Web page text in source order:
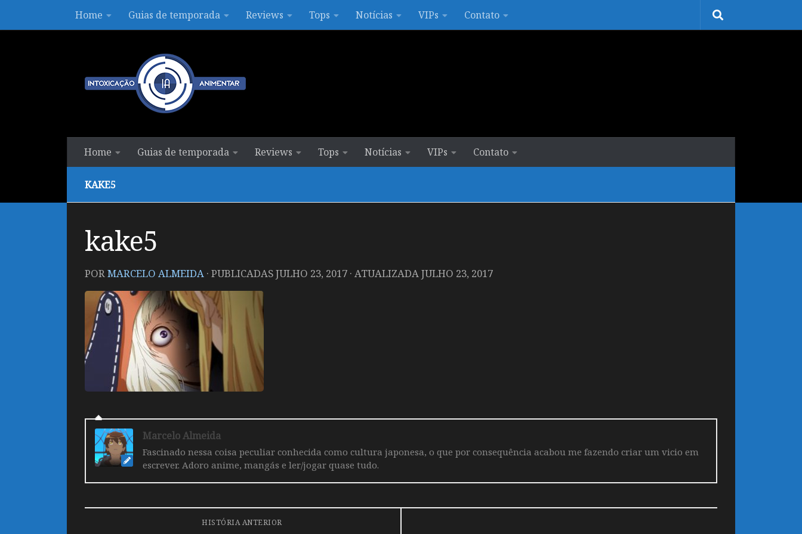
Skip to contentHome Guias de temporada Reviews Tops Notícias VIPs Contato
Home Guias de temporada Reviews Tops Notícias VIPs Contato
KAKE5
kake5
PORMARCELO ALMEIDA · PUBLICADASJULHO 23, 2017 · ATUALIZADAJULHO 23, 2017
Marcelo Almeida
Fascinado nessa coisa peculiar conhecida como cultura japonesa, o que por consequência acabou me fazendo criar um vicio em
escrever. Adoro anime, mangás e ler/jogar quase tudo.
HISTÓRIA ANTERIOR